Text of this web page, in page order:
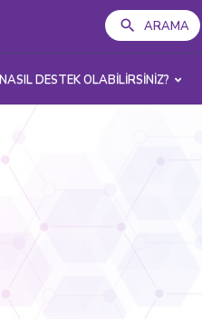
ARAMA
NASIL DESTEK OLABİLİRSİNİZ?